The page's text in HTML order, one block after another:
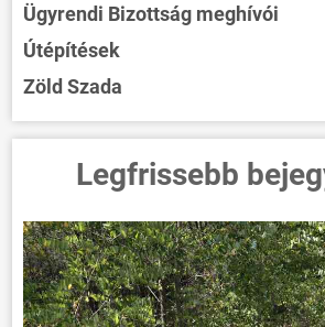
Ügyrendi Bizottság meghívói
Útépítések
Zöld Szada
Legfrissebb